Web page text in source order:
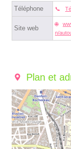
Téléphone
Site web
n/
Plan et